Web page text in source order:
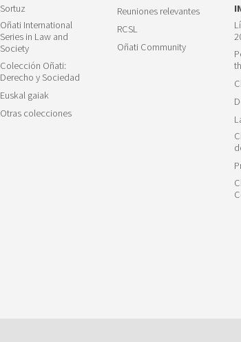
Sortuz
Oñati International
Series in Law and
Society
Colección Oñati:
Derecho y Sociedad
Euskal gaiak
Otras colecciones
Reuniones relevantes
RCSL
Oñati Community